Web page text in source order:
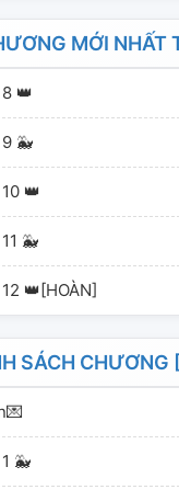
MỚI NHẤT
👑
🐳
👑
🐳
👑[HOÀN]
SÁCH
🐳